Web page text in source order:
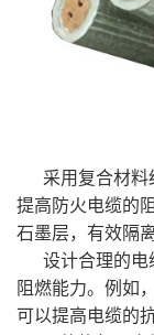
采用复合材
提高防火电缆的
石墨层，有效隔
设计合理的电
阻燃能力。例如
可以提高电缆的